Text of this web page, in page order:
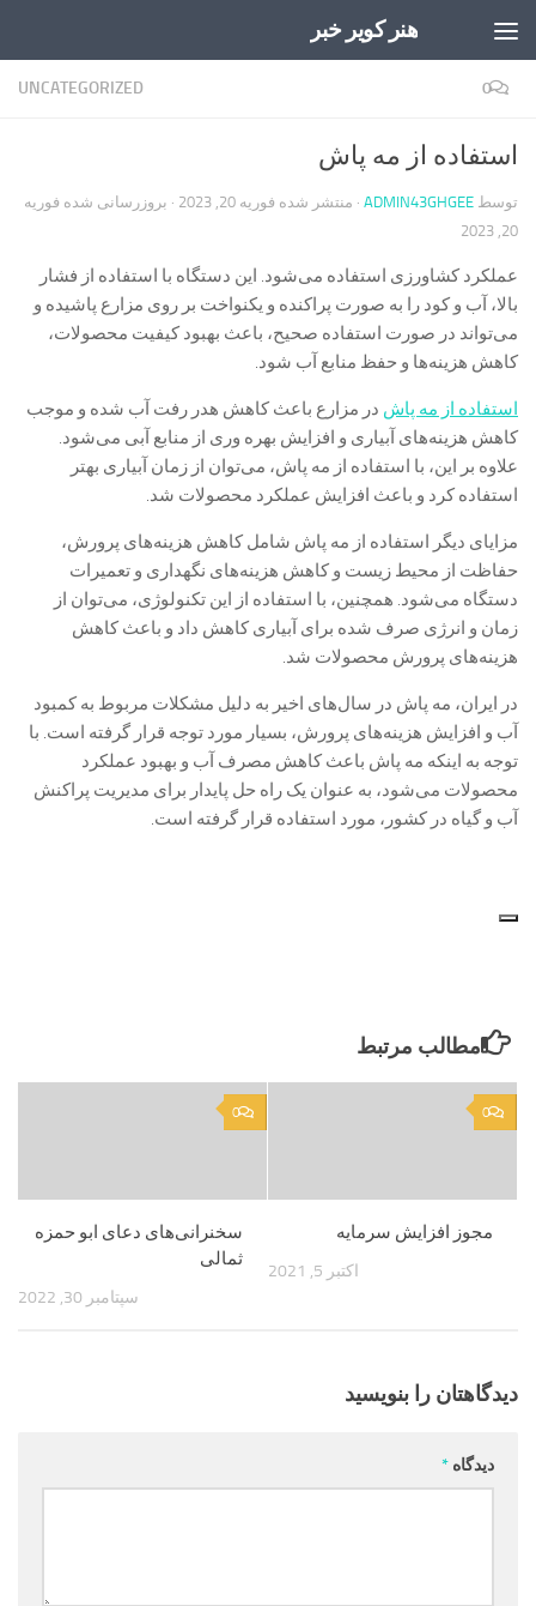
هنر کویر خبر
UNCATEGORIZED 0
استفاده از مه پاش
توسط ADMIN43GHGEE · منتشر شده فوریه 20, 2023 · بروزرسانی شده فوریه
20, 2023
عملکرد کشاورزی استفاده می‌شود. این دستگاه با استفاده از فشار
بالا، آب و کود را به صورت پراکنده و یکنواخت بر روی مزارع پاشیده و
می‌تواند در صورت استفاده صحیح، باعث بهبود کیفیت محصولات،
کاهش هزینه‌ها و حفظ منابع آب شود.
استفاده از مه پاش در مزارع باعث کاهش هدر رفت آب شده و موجب
کاهش هزینه‌های آبیاری و افزایش بهره وری از منابع آبی می‌شود.
علاوه بر این، با استفاده از مه پاش، می‌توان از زمان آبیاری بهتر
استفاده کرد و باعث افزایش عملکرد محصولات شد.
مزایای دیگر استفاده از مه پاش شامل کاهش هزینه‌های پرورش،
حفاظت از محیط زیست و کاهش هزینه‌های نگهداری و تعمیرات
دستگاه می‌شود. همچنین، با استفاده از این تکنولوژی، می‌توان از
زمان و انرژی صرف شده برای آبیاری کاهش داد و باعث کاهش
هزینه‌های پرورش محصولات شد.
در ایران، مه پاش در سال‌های اخیر به دلیل مشکلات مربوط به کمبود
آب و افزایش هزینه‌های پرورش، بسیار مورد توجه قرار گرفته است. با
توجه به اینکه مه پاش باعث کاهش مصرف آب و بهبود عملکرد
محصولات می‌شود، به عنوان یک راه حل پایدار برای مدیریت پراکنش
آب و گیاه در کشور، مورد استفاده قرار گرفته است.
مطالب مرتبط
0
سخنرانی‌های دعای ابو حمزه
ثمالی
سپتامبر 30, 2022
0
مجوز افزایش سرمایه
اکتبر 5, 2021
دیدگاهتان را بنویسید
دیدگاه *